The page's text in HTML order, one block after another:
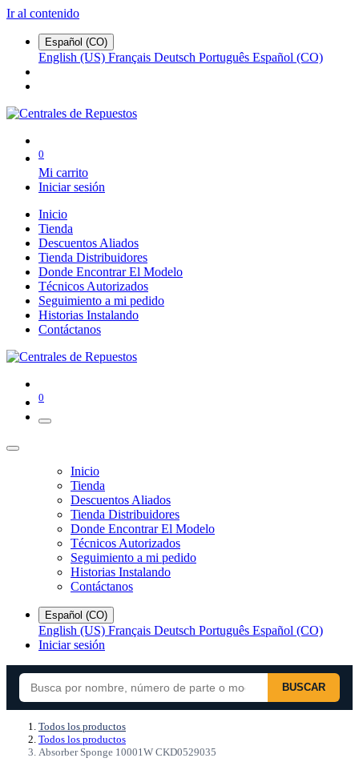
Ir al contenido
Español (CO)
English (US) Français Deutsch Português Español (CO)
0
Mi carrito
Iniciar sesión
Inicio
Tienda
Descuentos Aliados
Tienda Distribuidores
Donde Encontrar El Modelo
Técnicos Autorizados
Seguimiento a mi pedido
Historias Instalando
Contáctanos
0
Inicio
Tienda
Descuentos Aliados
Tienda Distribuidores
Donde Encontrar El Modelo
Técnicos Autorizados
Seguimiento a mi pedido
Historias Instalando
Contáctanos
Español (CO)
English (US) Français Deutsch Português Español (CO)
Iniciar sesión
BUSCAR
Todos los productos
Todos los productos
Absorber Sponge 10001W CKD0529035